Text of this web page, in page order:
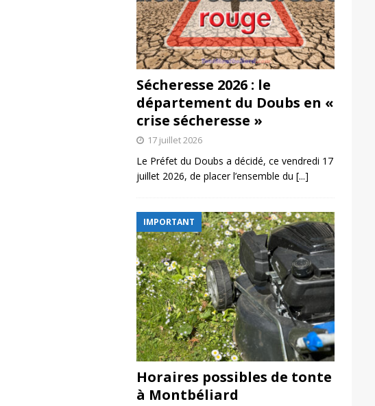
Sécheresse 2026 : le
département du Doubs en «
crise sécheresse »
17 juillet 2026
Le Préfet du Doubs a décidé, ce vendredi 17
juillet 2026, de placer l’ensemble du [...]
IMPORTANT
Horaires possibles de tonte
à Montbéliard